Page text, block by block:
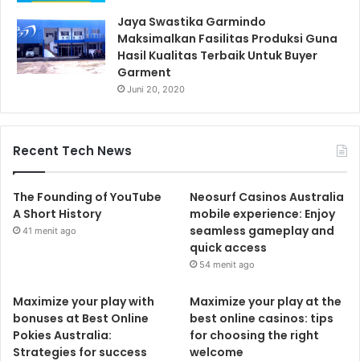
Jaya Swastika Garmindo
Maksimalkan Fasilitas Produksi Guna
Hasil Kualitas Terbaik Untuk Buyer
Garment
Juni 20, 2020
Recent Tech News
The Founding of YouTube
A Short History
41 menit ago
Neosurf Casinos Australia
mobile experience: Enjoy
seamless gameplay and
quick access
54 menit ago
Maximize your play with
bonuses at Best Online
Pokies Australia:
Strategies for success
Maximize your play at the
best online casinos: tips
for choosing the right
welcome